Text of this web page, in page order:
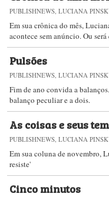
PUBLISHNEWS, LUCIANA
Em sua crônica do mês,
acontece sem anúncio. Ou
Pulsões
PUBLISHNEWS, LUCIANA
Fim de ano convida a
balanço peculiar e a dois.
As coisas e seus
PUBLISHNEWS, LUCIANA
Em sua coluna de novembro,
resiste'
Cinco minutos